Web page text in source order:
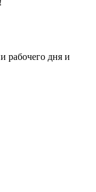
рабочего дня и